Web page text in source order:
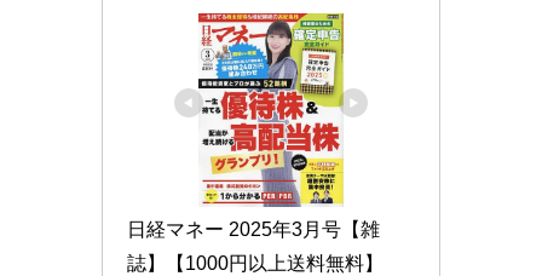
日経マネー 2025年3月号【雑
誌】【1000円以上送料無料】